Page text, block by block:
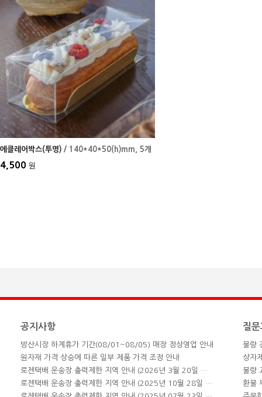
에클레어박스(투명) / 140*40*50(h)mm , 5개
4,500 원
공지사항
방산시장 하계휴가 기간(08/01~08/05) 매장 정상영업 안내
원자재 가격 상승에 따른 일부 제품 가격 조정 안내
로젠택배 운송장 출력제한 지역 안내 (2026년 3월 20일 업데이트)
로젠택배 운송장 출력제한 지역 안내 (2025년 10월 28일 업데이트)
질
불량
상자
불량
환불